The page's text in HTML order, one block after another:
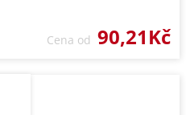
Cena od 90,21Kč